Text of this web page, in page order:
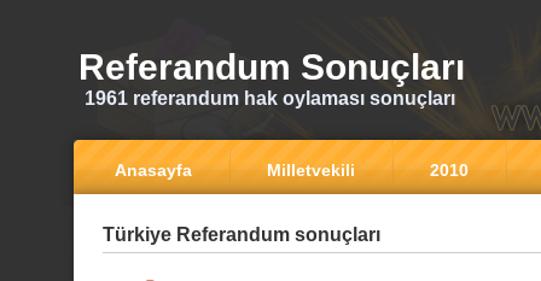
Referandum Sonuçları
1961 referandum hak oylaması sonuçları
Anasayfa Milletvekili 2010
Türkiye Referandum sonuçları